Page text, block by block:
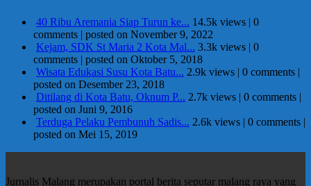
40 Ribu Aremania Siap Turun ke... 14.5k views | 0
comments | posted on November 9, 2022
Kejam, SDK St Maria 2 Kota Mal... 3.3k views | 0
comments | posted on Oktober 5, 2018
Wisata Edukasi Susu Kota Batu... 2.9k views | 0 comments |
posted on Desember 23, 2018
Ditilang di Kota Batu, Oknum P... 2.7k views | 0 comments |
posted on Juni 9, 2016
Terduga Pelaku Pembunuh Sadis... 2.6k views | 0 comments |
posted on Mei 15, 2019
Jurnalis Malang merupakan portal berita seputar malang raya yang